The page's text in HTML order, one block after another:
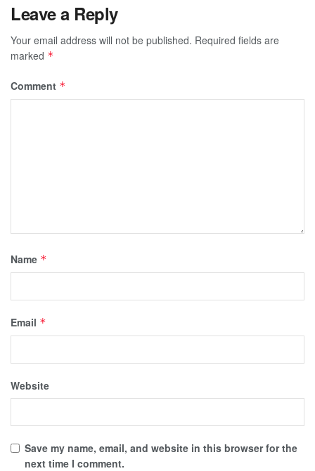
Leave a Reply
Your email address will not be published. Required fields are
marked *
Comment *
Name *
Email *
Website
Save my name, email, and website in this browser for the
next time I comment.